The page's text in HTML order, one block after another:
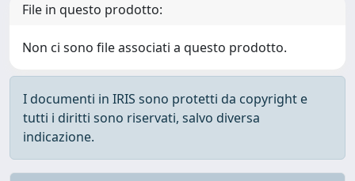
File in questo prodotto:
Non ci sono file associati a questo prodotto.
I documenti in IRIS sono protetti da copyright e
tutti i diritti sono riservati, salvo diversa
indicazione.